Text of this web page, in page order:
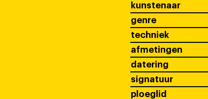
kunstenaar
genre
techniek
afmetingen
datering
signatuur
ploeglid